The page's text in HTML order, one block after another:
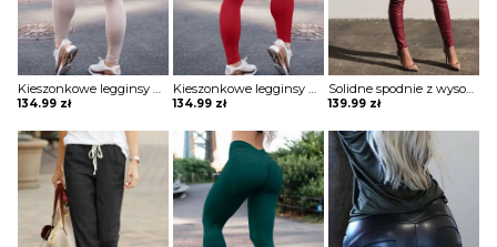
Kieszonkowe legginsy do jogi z wysokim stanem spodnie Vijaya
134.99 zł
Kieszonkowe legginsy do jogi z wysokim stanem spodnie Vijaya
134.99 zł
Solidne spodnie z wysokim stanem marszczeniami Andolina
139.99 zł